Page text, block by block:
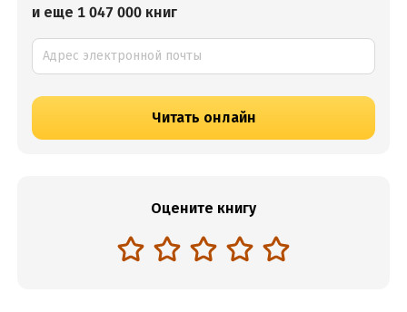
и еще 1 047 000 книг
Читать онлайн
Оцените книгу